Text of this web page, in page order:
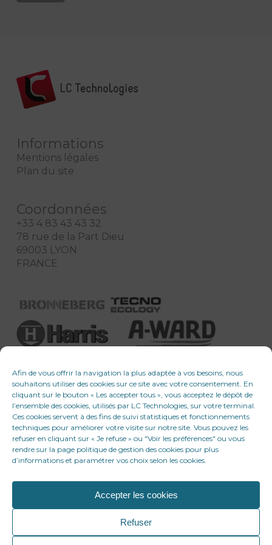
Afin de vous offrir la navigation la plus adaptée à vos besoins, nous
souhaitons utiliser des cookies sur ce site avec votre consentement. En
cliquant sur le bouton « Les accepter tous », vous acceptez le dépôt de
l’ensemble des cookies, utilisés par LC Technologies, sur votre terminal.
Ces cookies servent à des fins de suivi statistiques et fonctionnements
techniques pour améliorer votre visite sur notre site. Vous pouvez les
refuser en cliquant sur « Je refuse » ou "Voir les préférences" ou vous
rendre sur la page politique de gestion des cookies pour plus
d’informations et paramétrer vos choix selon les cookies.
Accepter les cookies
Refuser
Informations
Mentions légales
Plan du site
Coordonnées
+33 4 83 43 43 32
78 rue de la Part Dieu
69003 LYON
FRANCE
© 2026 LC Technologies. Tous droits réservés